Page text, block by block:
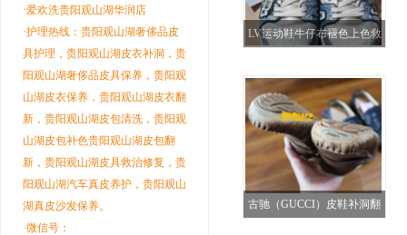
·爱欢洗贵阳观山湖华润店
·护理热线：贵阳观山湖奢侈品皮
具护理，贵阳观山湖皮衣补洞，贵
阳观山湖奢侈品皮具保养，贵阳观
山湖皮衣保养，贵阳观山湖皮衣翻
新，贵阳观山湖皮包清洗，贵阳观
山湖皮包补色贵阳观山湖皮包翻
新，贵阳观山湖皮具救治修复，贵
阳观山湖汽车真皮养护，贵阳观山
湖真皮沙发保养。
·微信号：
LV运动鞋牛仔布褪色上色救
古驰（GUCCI）皮鞋补洞翻